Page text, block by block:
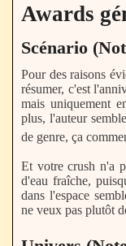
Awards
Scénario
Pour des raisons
résumer, c'est
mais uniquement
plus, l'auteur
de genre, ça
Et votre crush n'a
d'eau fraîche,
dans l'espace
ne veux pas plutôt